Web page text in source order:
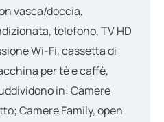
vasca/doccia,
telefono, TV HD
Wi-Fi, cassetta di
per tè e caffè,
in: Camere
Camere Family, open